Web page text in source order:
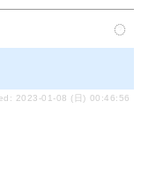
2023-01-08 (日) 00:46:56